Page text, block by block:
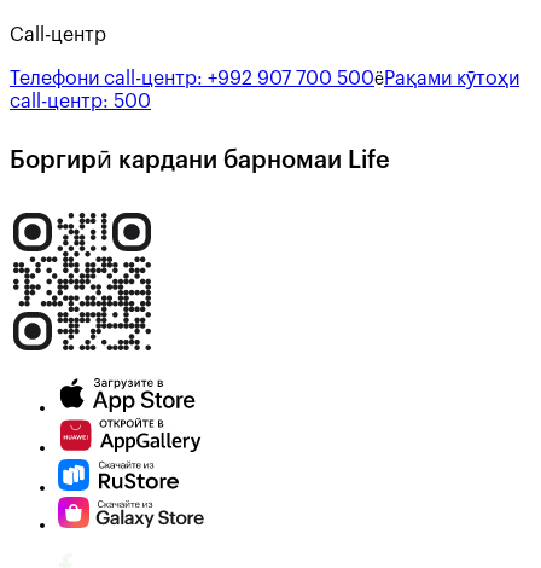
Call-центр
Телефони call-центр: +992 907 700 500ёРақами кӯтоҳи
call-центр: 500
Боргирӣ кардани барномаи Life